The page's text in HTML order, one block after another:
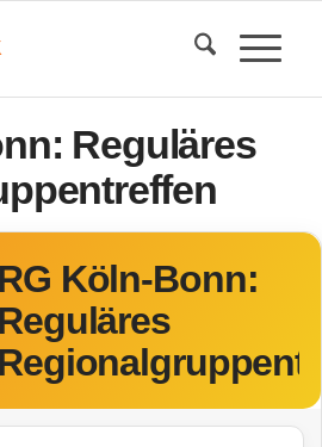
Reguläres
RG Köln-Bonn:
Reguläres